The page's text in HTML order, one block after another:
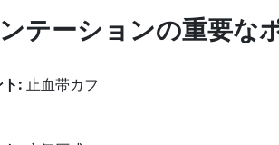
テーションの重要な
: 止血帯カフ